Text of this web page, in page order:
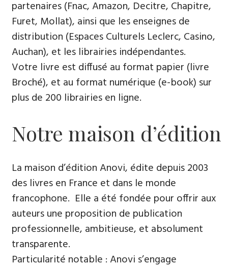
partenaires (Fnac, Amazon, Decitre, Chapitre,
Furet, Mollat), ainsi que les enseignes de
distribution (Espaces Culturels Leclerc, Casino,
Auchan), et les librairies indépendantes.
Votre livre est diffusé au format papier (livre
Broché), et au format numérique (e-book) sur
plus de 200 librairies en ligne.
Notre maison d’édition
La maison d’édition Anovi, édite depuis 2003
des livres en France et dans le monde
francophone. Elle a été fondée pour offrir aux
auteurs une proposition de publication
professionnelle, ambitieuse, et absolument
transparente.
Particularité notable : Anovi s’engage